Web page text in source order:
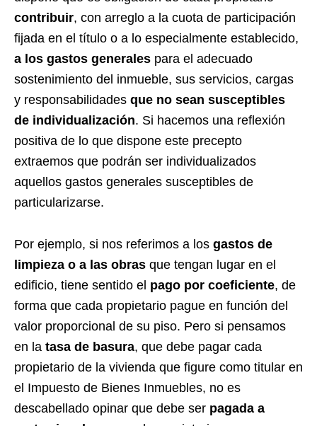
contribuir, con arreglo a la cuota de participación
fijada en el título o a lo especialmente establecido,
a los gastos generales para el adecuado
sostenimiento del inmueble, sus servicios, cargas
y responsabilidades que no sean susceptibles
de individualización. Si hacemos una reflexión
positiva de lo que dispone este precepto
extraemos que podrán ser individualizados
aquellos gastos generales susceptibles de
particularizarse.
Por ejemplo, si nos referimos a los gastos de
limpieza o a las obras que tengan lugar en el
edificio, tiene sentido el pago por coeficiente, de
forma que cada propietario pague en función del
valor proporcional de su piso. Pero si pensamos
en la tasa de basura, que debe pagar cada
propietario de la vivienda que figure como titular en
el Impuesto de Bienes Inmuebles, no es
descabellado opinar que debe ser pagada a